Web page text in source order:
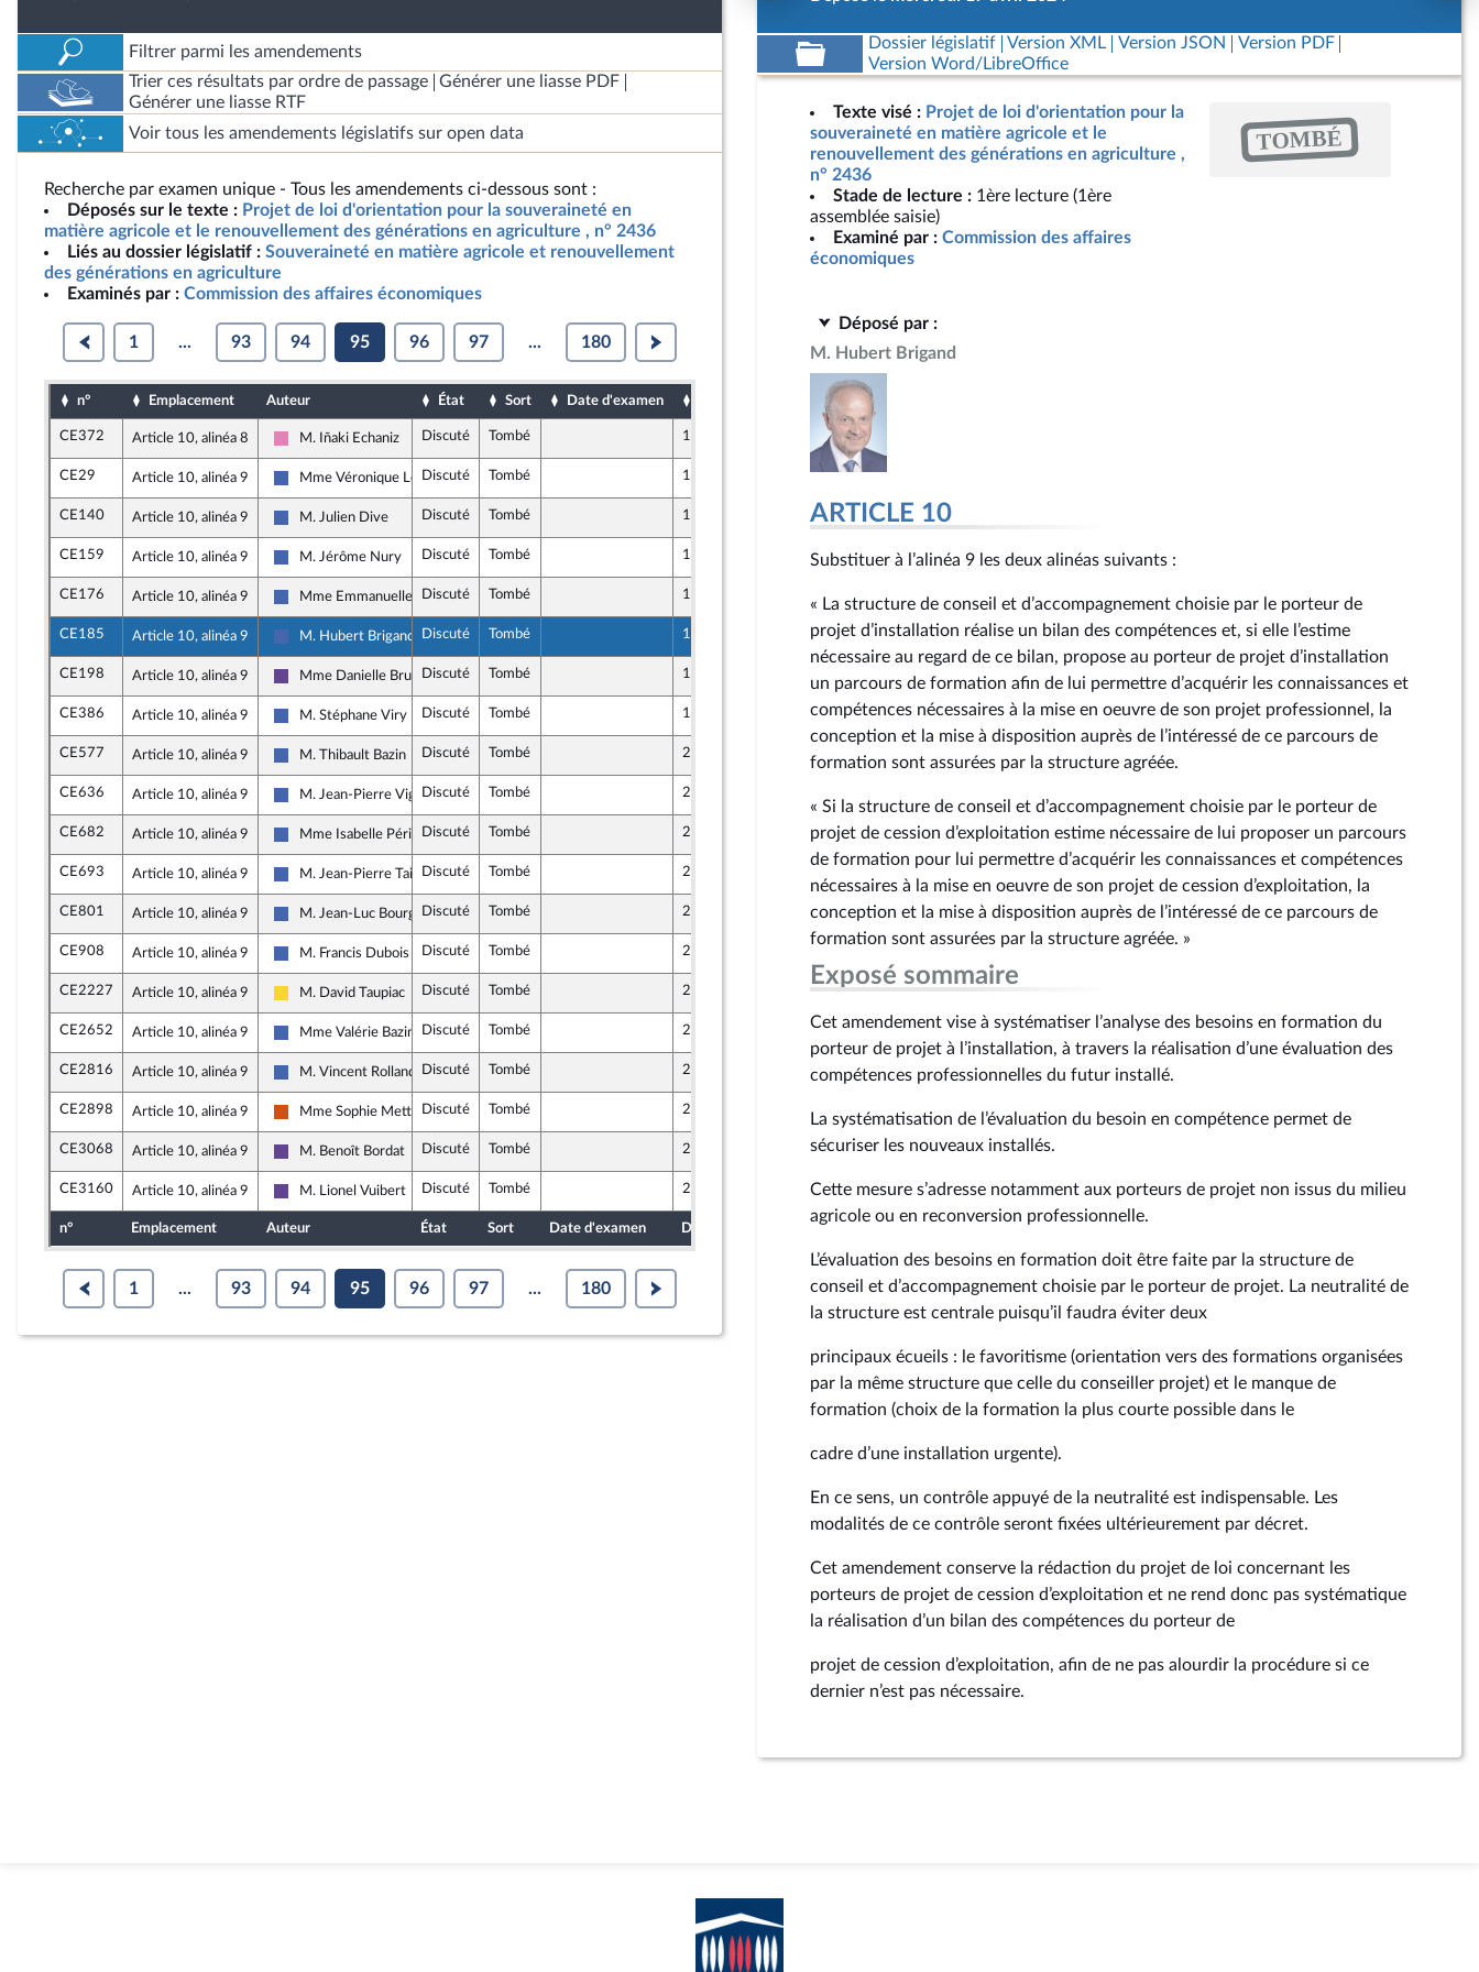
Filtrer parmi les amendements
Trier ces résultats par ordre de passage
Générer une liasse PDF
Générer une liasse RTF
Voir tous les amendements législatifs sur open data
Recherche par examen unique - Tous les amendements ci-dessous sont :
Déposés sur le texte : Projet de loi d'orientation pour la souveraineté en
matière agricole et le renouvellement des générations en agriculture , n° 2436
Liés au dossier législatif : Souveraineté en matière agricole et renouvellement
des générations en agriculture
Examinés par : Commission des affaires économiques
1 ... 93 94 95 96 97 ... 180
n° Emplacement Auteur État Sort Date d'examen
CE372 Article 10, alinéa 8
Socialistes et apparentés
M. Iñaki Echaniz Discuté Tombé 18 avril 2024
CE29 Article 10, alinéa 9
Les Républicains
Mme Véronique Louwagie
Discuté Tombé 12 avril 2024
CE140 Article 10, alinéa 9
Les Républicains
M. Julien Dive Discuté Tombé 16 avril 2024
CE159 Article 10, alinéa 9
Les Républicains
M. Jérôme Nury Discuté Tombé 16 avril 2024
CE176 Article 10, alinéa 9
Les Républicains
Mme Emmanuelle Anthoine
Discuté Tombé 17 avril 2024
CE185 Article 10, alinéa 9
Les Républicains
M. Hubert Brigand Discuté Tombé 17 avril 2024
CE198 Article 10, alinéa 9
Renaissance
Mme Danielle BruleboisDiscuté Tombé 17 avril 2024
CE386 Article 10, alinéa 9
Les Républicains
M. Stéphane Viry Discuté Tombé 19 avril 2024
CE577 Article 10, alinéa 9
Les Républicains
M. Thibault Bazin Discuté Tombé 22 avril 2024
CE636 Article 10, alinéa 9
Les Républicains
M. Jean-Pierre VigierDiscuté Tombé 22 avril 2024
CE682 Article 10, alinéa 9
Les Républicains
Mme Isabelle PérigaultDiscuté Tombé 23 avril 2024
CE693 Article 10, alinéa 9
Les Républicains
M. Jean-Pierre TaiteDiscuté Tombé 23 avril 2024
CE801 Article 10, alinéa 9
Les Républicains
M. Jean-Luc BourgeauxDiscuté Tombé 23 avril 2024
CE908 Article 10, alinéa 9
Les Républicains
M. Francis Dubois Discuté Tombé 23 avril 2024
CE2227 Article 10, alinéa 9
Libertés, Indépendants, Outre-mer et Territoires
M. David Taupiac Discuté Tombé 26 avril 2024
CE2652 Article 10, alinéa 9
Les Républicains
Mme Valérie Bazin-Malgras
Discuté Tombé 26 avril 2024
CE2816 Article 10, alinéa 9
Les Républicains
M. Vincent Rolland Discuté Tombé 26 avril 2024
CE2898 Article 10, alinéa 9
Démocrate (MoDem et Indépendants)
Mme Sophie Mette Discuté Tombé 26 avril 2024
CE3068 Article 10, alinéa 9
Renaissance
M. Benoît Bordat Discuté Tombé 26 avril 2024
CE3160 Article 10, alinéa 9
Renaissance
M. Lionel Vuibert Discuté Tombé 26 avril 2024
n° Emplacement Auteur État Sort Date d'examen Date de dépôt
1 ... 93 94 95 96 97 ... 180
Dossier législatif Version XML Version JSON
Version PDF
Version Word/LibreOffice
Texte visé : Projet de loi d'orientation pour la
souveraineté en matière agricole et le
renouvellement des générations en agriculture ,
n° 2436
Stade de lecture : 1ère lecture (1ère
assemblée saisie)
Examiné par : Commission des affaires
économiques
TOMBÉ
Déposé par :
M. Hubert Brigand
ARTICLE 10
Substituer à l’alinéa 9 les deux alinéas suivants :
« La structure de conseil et d’accompagnement choisie par le porteur de
projet d’installation réalise un bilan des compétences et, si elle l’estime
nécessaire au regard de ce bilan, propose au porteur de projet d’installation
un parcours de formation afin de lui permettre d’acquérir les connaissances et
compétences nécessaires à la mise en oeuvre de son projet professionnel, la
conception et la mise à disposition auprès de l’intéressé de ce parcours de
formation sont assurées par la structure agréée.
« Si la structure de conseil et d’accompagnement choisie par le porteur de
projet de cession d’exploitation estime nécessaire de lui proposer un parcours
de formation pour lui permettre d’acquérir les connaissances et compétences
nécessaires à la mise en oeuvre de son projet de cession d’exploitation, la
conception et la mise à disposition auprès de l’intéressé de ce parcours de
formation sont assurées par la structure agréée. »
Exposé sommaire
Cet amendement vise à systématiser l’analyse des besoins en formation du
porteur de projet à l’installation, à travers la réalisation d’une évaluation des
compétences professionnelles du futur installé.
La systématisation de l’évaluation du besoin en compétence permet de
sécuriser les nouveaux installés.
Cette mesure s’adresse notamment aux porteurs de projet non issus du milieu
agricole ou en reconversion professionnelle.
L’évaluation des besoins en formation doit être faite par la structure de
conseil et d’accompagnement choisie par le porteur de projet. La neutralité de
la structure est centrale puisqu’il faudra éviter deux
principaux écueils : le favoritisme (orientation vers des formations organisées
par la même structure que celle du conseiller projet) et le manque de
formation (choix de la formation la plus courte possible dans le
cadre d’une installation urgente).
En ce sens, un contrôle appuyé de la neutralité est indispensable. Les
modalités de ce contrôle seront fixées ultérieurement par décret.
Cet amendement conserve la rédaction du projet de loi concernant les
porteurs de projet de cession d’exploitation et ne rend donc pas systématique
la réalisation d’un bilan des compétences du porteur de
projet de cession d’exploitation, afin de ne pas alourdir la procédure si ce
dernier n’est pas nécessaire.